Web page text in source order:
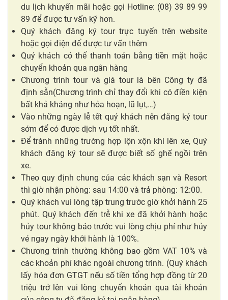
du lịch khuyến mãi hoặc gọi Hotline: (08) 39 89 99
89 để được tư vấn kỹ hơn.
Quý khách đăng ký tour trực tuyến trên website
hoặc gọi điện để được tư vấn thêm
Quý khách có thể thanh toán bằng tiền mặt hoặc
chuyển khoản qua ngân hàng
Chương trình tour và giá tour là bên Công ty đã
định sẵn(Chương trình chỉ thay đổi khi có điền kiện
bất khả kháng như hỏa hoạn, lũ lụt,…)
Vào những ngày lễ tết quý khách nên đăng ký tour
sớm để có được dịch vụ tốt nhất.
Để tránh những trường hợp lộn xộn khi lên xe, Quý
khách đăng ký tour sẽ được biết số ghế ngồi trên
xe.
Theo quy định chung của các khách sạn và Resort
thì giờ nhận phòng: sau 14:00 và trả phòng: 12:00.
Quý khách vui lòng tập trung trước giờ khởi hành 25
phút. Quý khách đến trễ khi xe đã khởi hành hoặc
hủy tour không báo trước vui lòng chịu phí như hủy
vé ngay ngày khởi hành là 100%.
Chương trình thường không bao gồm VAT 10% và
các khoản phí khác ngoài chương trình. (Quý khách
lấy hóa đơn GTGT nếu số tiền tổng hợp đồng từ 20
triệu trở lên vui lòng chuyển khoản qua tài khoản